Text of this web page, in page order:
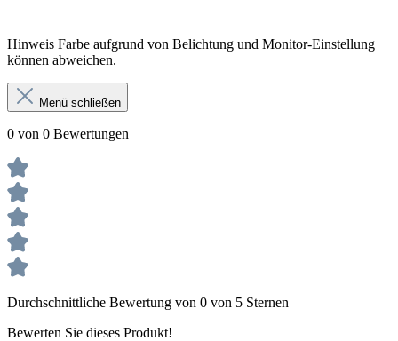
Hinweis Farbe aufgrund von Belichtung und Monitor-Einstellung
können abweichen.
Menü schließen
0 von 0 Bewertungen
Durchschnittliche Bewertung von 0 von 5 Sternen
Bewerten Sie dieses Produkt!